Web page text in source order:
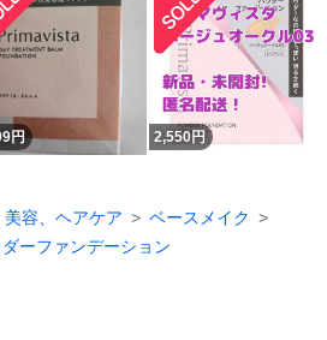
円 2,550円
美容、ヘアケア
ベースメイク
ーファンデーション